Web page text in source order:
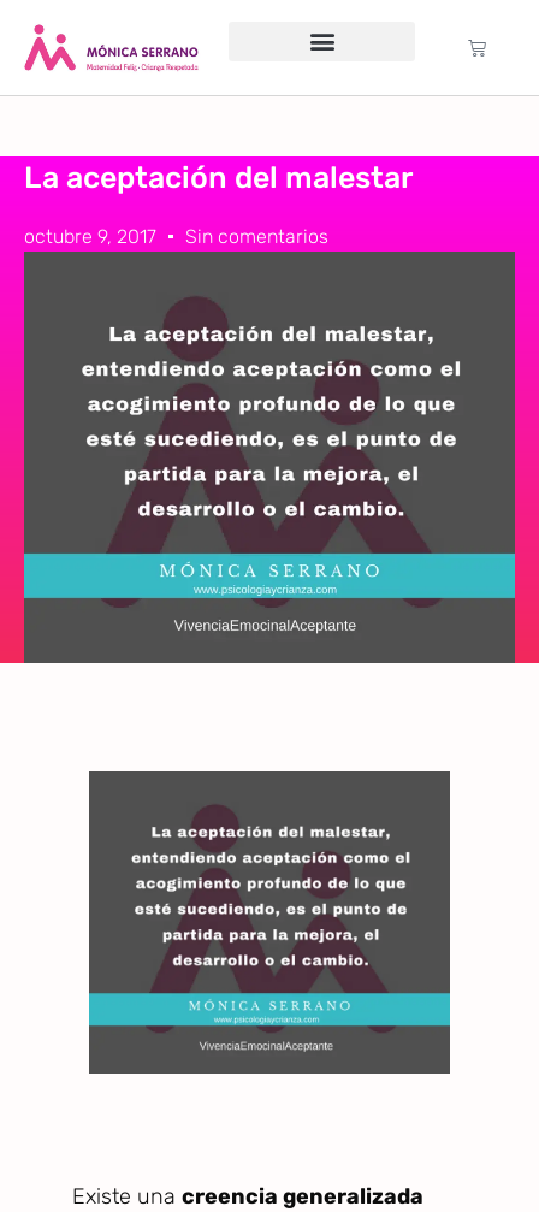
La aceptación del malestar
octubre 9, 2017 Sin comentarios
Existe una creencia generalizada